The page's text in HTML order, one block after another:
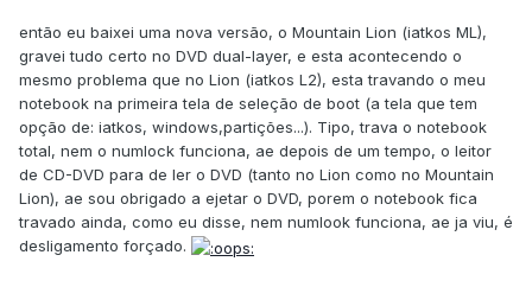
então eu baixei uma nova versão, o Mountain Lion (iatkos ML),
gravei tudo certo no DVD dual-layer, e esta acontecendo o
mesmo problema que no Lion (iatkos L2), esta travando o meu
notebook na primeira tela de seleção de boot (a tela que tem
opção de: iatkos, windows,partições...). Tipo, trava o notebook
total, nem o numlock funciona, ae depois de um tempo, o leitor
de CD-DVD para de ler o DVD (tanto no Lion como no Mountain
Lion), ae sou obrigado a ejetar o DVD, porem o notebook fica
travado ainda, como eu disse, nem numlook funciona, ae ja viu, é
desligamento forçado.